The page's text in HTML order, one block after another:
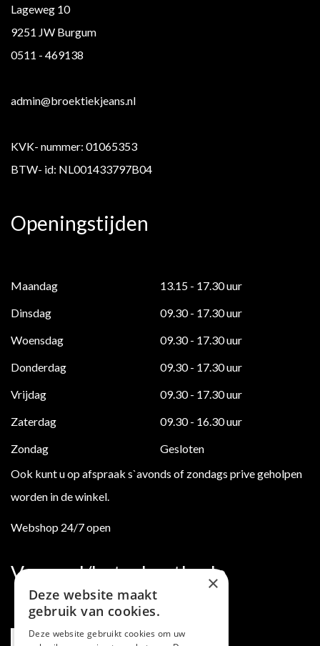
Lageweg 10
9251 JW Burgum
0511 - 469138
admin@broektiekjeans.nl
KVK- nummer: 01065353
BTW- id: NL001433797B04
Openingstijden
Maandag
13.15 - 17.30 uur
Dinsdag
09.30 - 17.30 uur
Woensdag
09.30 - 17.30 uur
Donderdag
09.30 - 17.30 uur
Vrijdag
09.30 - 17.30 uur
Zaterdag
09.30 - 16.30 uur
Zondag
Gesloten
Ook kunt u op afspraak s`avonds of zondags prive geholpen
worden in de winkel.
Webshop 24/7 open
Verzend/betaalmethode
×
Deze website maakt
gebruik van cookies.
Deze website gebruikt cookies om uw